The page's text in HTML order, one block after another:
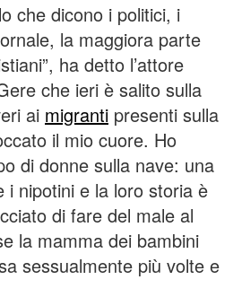
che dicono i politici, i
la maggiora parte
ha detto l’attore
che ieri è salito sulla
ai migranti presenti sulla
il mio cuore. Ho
di donne sulla nave: una
i nipotini e la loro storia è
di fare del male al
la mamma dei bambini
sessualmente più volte e